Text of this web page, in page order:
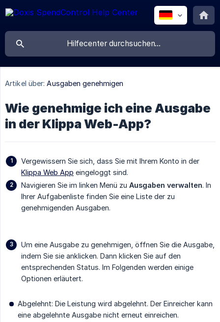
Artikel über: Ausgaben genehmigen
Wie genehmige ich eine Ausgabe
in der Klippa Web-App?
Vergewissern Sie sich, dass Sie mit Ihrem Konto in der
Klippa Web App eingeloggt sind.
Navigieren Sie im linken Menü zu Ausgaben verwalten. In
Ihrer Aufgabenliste finden Sie eine Liste der zu
genehmigenden Ausgaben.
Um eine Ausgabe zu genehmigen, öffnen Sie die Ausgabe,
indem Sie sie anklicken. Dann klicken Sie auf den
entsprechenden Status. Im Folgenden werden einige
Optionen erläutert.
Abgelehnt: Die Leistung wird abgelehnt. Der Einreicher kann
eine abgelehnte Ausgabe nicht erneut einreichen.